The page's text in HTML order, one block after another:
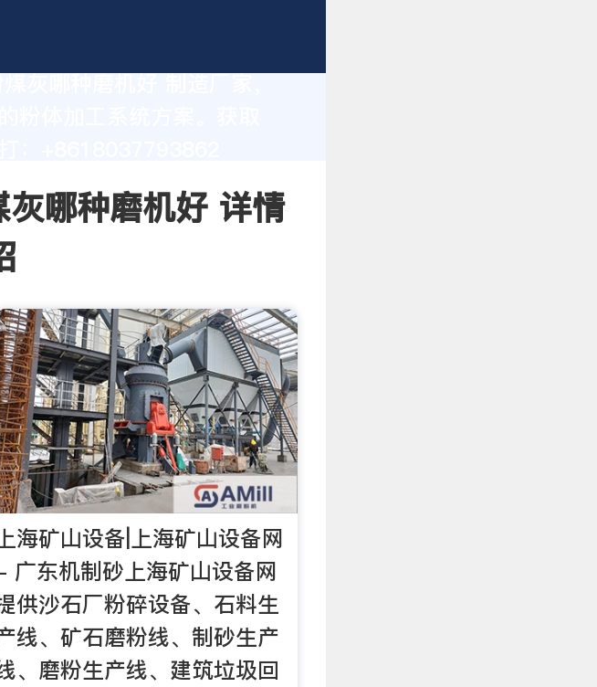
体加工系统方案。获取
哪种磨机好 详情
海矿山设备|上海矿山设备网
广东机制砂上海矿山设备网
供沙石厂粉碎设备、石料生
线、矿石磨粉线、制砂生产
、磨粉生产线、建筑垃圾回